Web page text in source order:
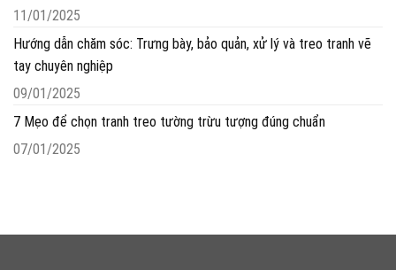
11/01/2025
Hướng dẫn chăm sóc: Trưng bày, bảo quản, xử lý và treo tranh vẽ
tay chuyên nghiệp
09/01/2025
7 Mẹo để chọn tranh treo tường trừu tượng đúng chuẩn
07/01/2025